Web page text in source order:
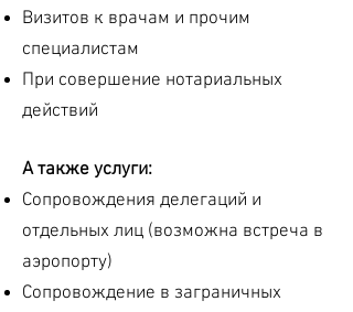
Визитов к врачам и прочим
специалистам
При совершение нотариальных
действий
А также услуги:
Сопровождения делегаций и
отдельных лиц (возможна встреча в
аэропорту)
Сопровождение в заграничных